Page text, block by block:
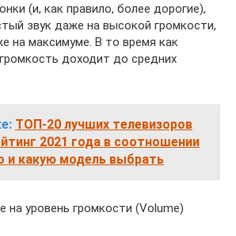
(и, как правило, более дорогие),
звук даже на высокой громкости,
на максимуме. В то время как
доходит до средних
ТОП-20 лучших телевизоров
2021 года в соотношении
и какую модель выбрать
на уровень громкости (Volume)